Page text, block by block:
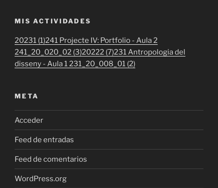
MIS ACTIVIDADES
20231 (1)241 Projecte IV: Portfolio - Aula 2
241_20_020_02 (3)20222 (7)231 Antropologia del
disseny - Aula 1 231_20_008_01 (2)
META
Acceder
Feed de entradas
Feed de comentarios
WordPress.org